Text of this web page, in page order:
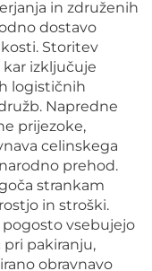
in združenih
dostavo
Storitev
kar izključuje
logističnih
Napredne
prijezoke,
celinskega
prehod.
strankam
in stroški.
vsebujejo
pakiranju,
obravnavo